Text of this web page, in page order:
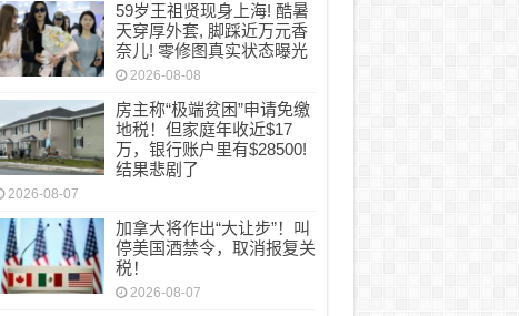
59岁王祖贤现身上海! 酷暑
天穿厚外套, 脚踩近万元香
奈儿! 零修图真实状态曝光
2026-08-08
房主称“极端贫困”申请免缴
地税！但家庭年收近$17
万，银行账户里有$28500!
结果悲剧了
2026-08-07
加拿大将作出“大让步”！叫
停美国酒禁令，取消报复关
税！
2026-08-07